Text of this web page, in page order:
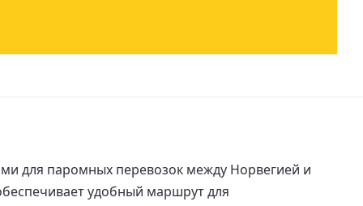
для паромных перевозок между Норвегией и
удобный маршрут для